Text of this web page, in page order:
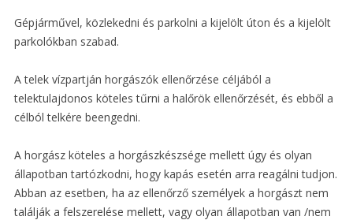
Gépjárművel, közlekedni és parkolni a kijelölt úton és a kijelölt
parkolókban szabad.
A telek vízpartján horgászók ellenőrzése céljából a
telektulajdonos köteles tűrni a halőrök ellenőrzését, és ebből a
célból telkére beengedni.
A horgász köteles a horgászkészsége mellett úgy és olyan
állapotban tartózkodni, hogy kapás esetén arra reagálni tudjon.
Abban az esetben, ha az ellenőrző személyek a horgászt nem
találják a felszerelése mellett, vagy olyan állapotban van /nem